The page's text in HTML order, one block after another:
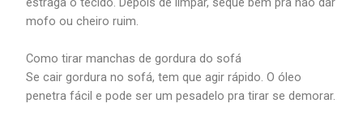
mofo ou cheiro ruim.
Como tirar manchas de gordura do sofá
Se cair gordura no sofá, tem que agir rápido. O óleo
penetra fácil e pode ser um pesadelo pra tirar se demorar.